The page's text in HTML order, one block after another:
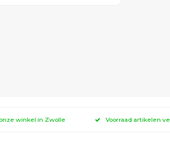
winkel in Zwolle Voorraad artikelen